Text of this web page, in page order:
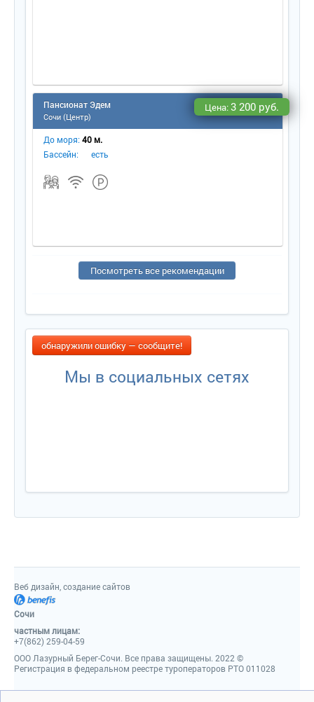
Пансионат Эдем
Сочи (Центр)
Цена:3 200 руб.
До моря: 40 м.
Бассейн:
есть
Посмотреть все рекомендации
обнаружили ошибку — сообщите!
Мы в социальных сетях
Веб дизайн, создание сайто
Сочи
частным лицам:
+7(862) 259-04-59
ООО Лазурный Берег-Сочи. Все права защищены. 2022 ©
Регистрация в федеральном реестре туроператоров РТО 011028